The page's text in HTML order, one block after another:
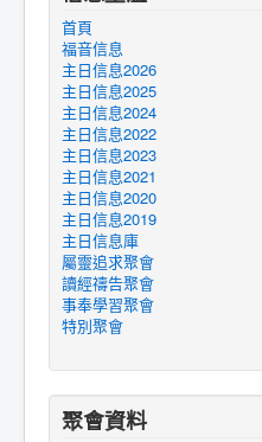
首頁
福音信息
主日信息2026
主日信息2025
主日信息2024
主日信息2022
主日信息2023
主日信息2021
主日信息2020
主日信息2019
主日信息庫
屬靈追求聚會
讀經禱告聚會
事奉學習聚會
特別聚會
聚會資料